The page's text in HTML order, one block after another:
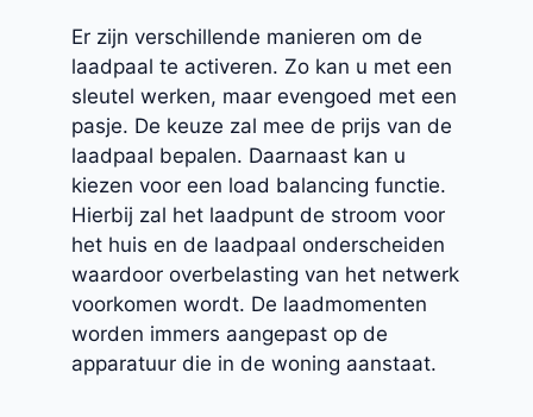
Er zijn verschillende manieren om de
laadpaal te activeren. Zo kan u met een
sleutel werken, maar evengoed met een
pasje. De keuze zal mee de prijs van de
laadpaal bepalen. Daarnaast kan u
kiezen voor een load balancing functie.
Hierbij zal het laadpunt de stroom voor
het huis en de laadpaal onderscheiden
waardoor overbelasting van het netwerk
voorkomen wordt. De laadmomenten
worden immers aangepast op de
apparatuur die in de woning aanstaat.